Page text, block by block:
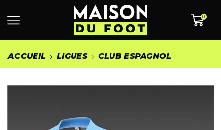
0
ACCUEIL LIGUES CLUB ESPAGNOL